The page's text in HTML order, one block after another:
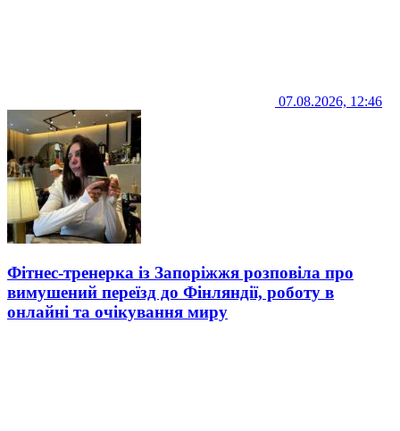
07.08.2026, 12:46
Фітнес-тренерка із Запоріжжя розповіла про
вимушений переїзд до Фінляндії, роботу в
онлайні та очікування миру